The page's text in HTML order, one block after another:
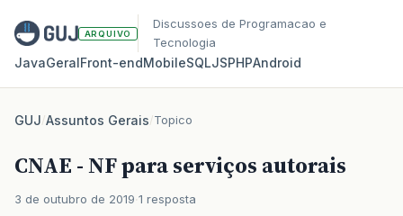
ARQUIVO
Discussoes de Programacao e
Tecnologia
JavaGeralFront‑endMobileSQLJSPHPAndroid
GUJ/Assuntos Gerais/Topico
CNAE - NF para serviços autorais
3 de outubro de 2019 1 resposta